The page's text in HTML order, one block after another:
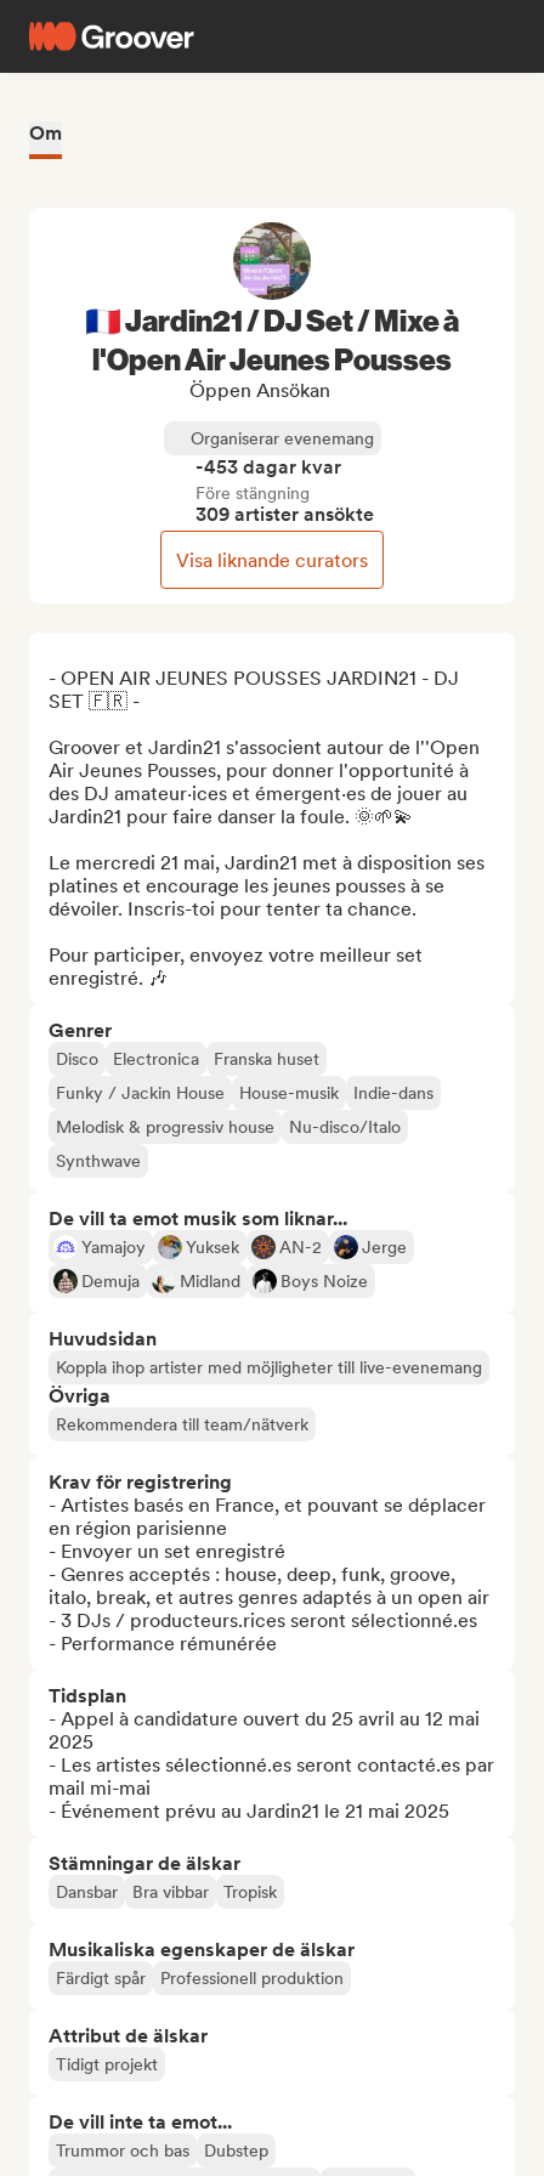
Om
- OPEN AIR JEUNES POUSSES JARDIN21 - DJ
SET 🇫🇷 -
Groover et Jardin21 s'associent autour de l''Open
Air Jeunes Pousses, pour donner l'opportunité à
des DJ amateur·ices et émergent·es de jouer au
Jardin21 pour faire danser la foule. 🌞🌱💫
Le mercredi 21 mai, Jardin21 met à disposition ses
platines et encourage les jeunes pousses à se
dévoiler. Inscris-toi pour tenter ta chance.
Pour participer, envoyez votre meilleur set
enregistré. 🎶
Genrer
Disco Electronica
Franska huset
Funky / Jackin House
House-musik
Indie-dans
Melodisk & progressiv house
Nu-disco/Italo
Synthwave
De vill ta emot musik som liknar...
Yamajoy Yuksek AN-2
Jerge
Demuja
Midland Boys Noize
Huvudsidan
Koppla ihop artister med möjligheter till live-evenemang
Övriga
Rekommendera till team/nätverk
Krav för registrering
- Artistes basés en France, et pouvant se déplacer
en région parisienne
- Envoyer un set enregistré
- Genres acceptés : house, deep, funk, groove,
italo, break, et autres genres adaptés à un open air
- 3 DJs / producteurs.rices seront sélectionné.es
- Performance rémunérée
Tidsplan
- Appel à candidature ouvert du 25 avril au 12 mai
2025
- Les artistes sélectionné.es seront contacté.es par
mail mi-mai
- Événement prévu au Jardin21 le 21 mai 2025
Stämningar de älskar
Dansbar Bra vibbar Tropisk
Musikaliska egenskaper de älskar
Färdigt spår Professionell produktion
Attribut de älskar
Tidigt projekt
De vill inte ta emot...
Trummor och bas
Dubstep
🇫🇷 Jardin21 / DJ Set / Mixe à
l'Open Air Jeunes Pousses
Öppen Ansökan
Organiserar evenemang
-453 dagar kvar
Före stängning
309 artister ansökte
Visa liknande curators